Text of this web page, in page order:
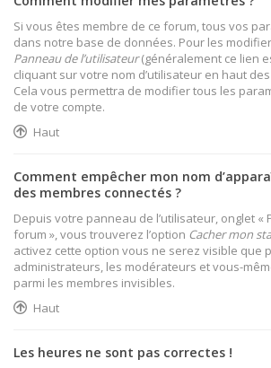
Si vous êtes membre de ce forum, tous vos
dans notre base de données. Pour les
Panneau de l’utilisateur(généralement ce lien
cliquant sur votre nom d’utilisateur en haut
Cela vous permettra de modifier tous les
de votre compte.
Haut
Comment empêcher mon nom
des membres connectés ?
Depuis votre panneau de l’utilisateur, onglet «
forum », vous trouverez l’option Cacher mon
activez cette option vous ne serez visible que
administrateurs, les modérateurs et vous-
parmi les membres invisibles.
Haut
Les heures ne sont pas correctes !